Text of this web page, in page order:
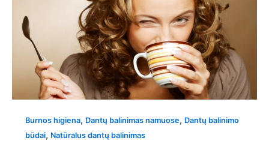
Burnos higiena, Dantų balinimas namuose, Dantų balinimo
būdai, Natūralus dantų balinimas